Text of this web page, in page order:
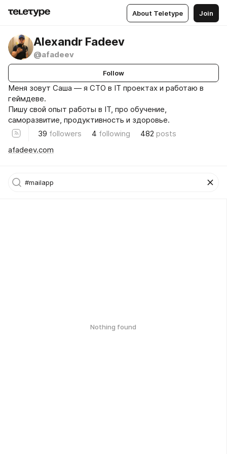
About Teletype Join
Alexandr Fadeev
@afadeev
Follow
Меня зовут Саша — я CTO в IT проектах и работаю в
геймдеве.
Пишу свой опыт работы в IT, про обучение,
саморазвитие, продуктивность и здоровье.
39 followers 4 following 482 posts
afadeev.com
Nothing found